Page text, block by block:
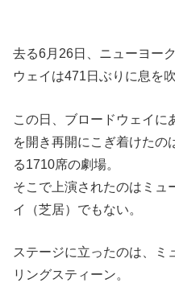
去る6月26日、ニューヨー
ウェイは471日ぶりに息を
この日、ブロードウェイに
を開き再開にこぎ着けたの
る1710席の劇場。
そこで上演されたのはミュ
イ（芝居）でもない。
ステージに立ったのは、ミ
リングスティーン。